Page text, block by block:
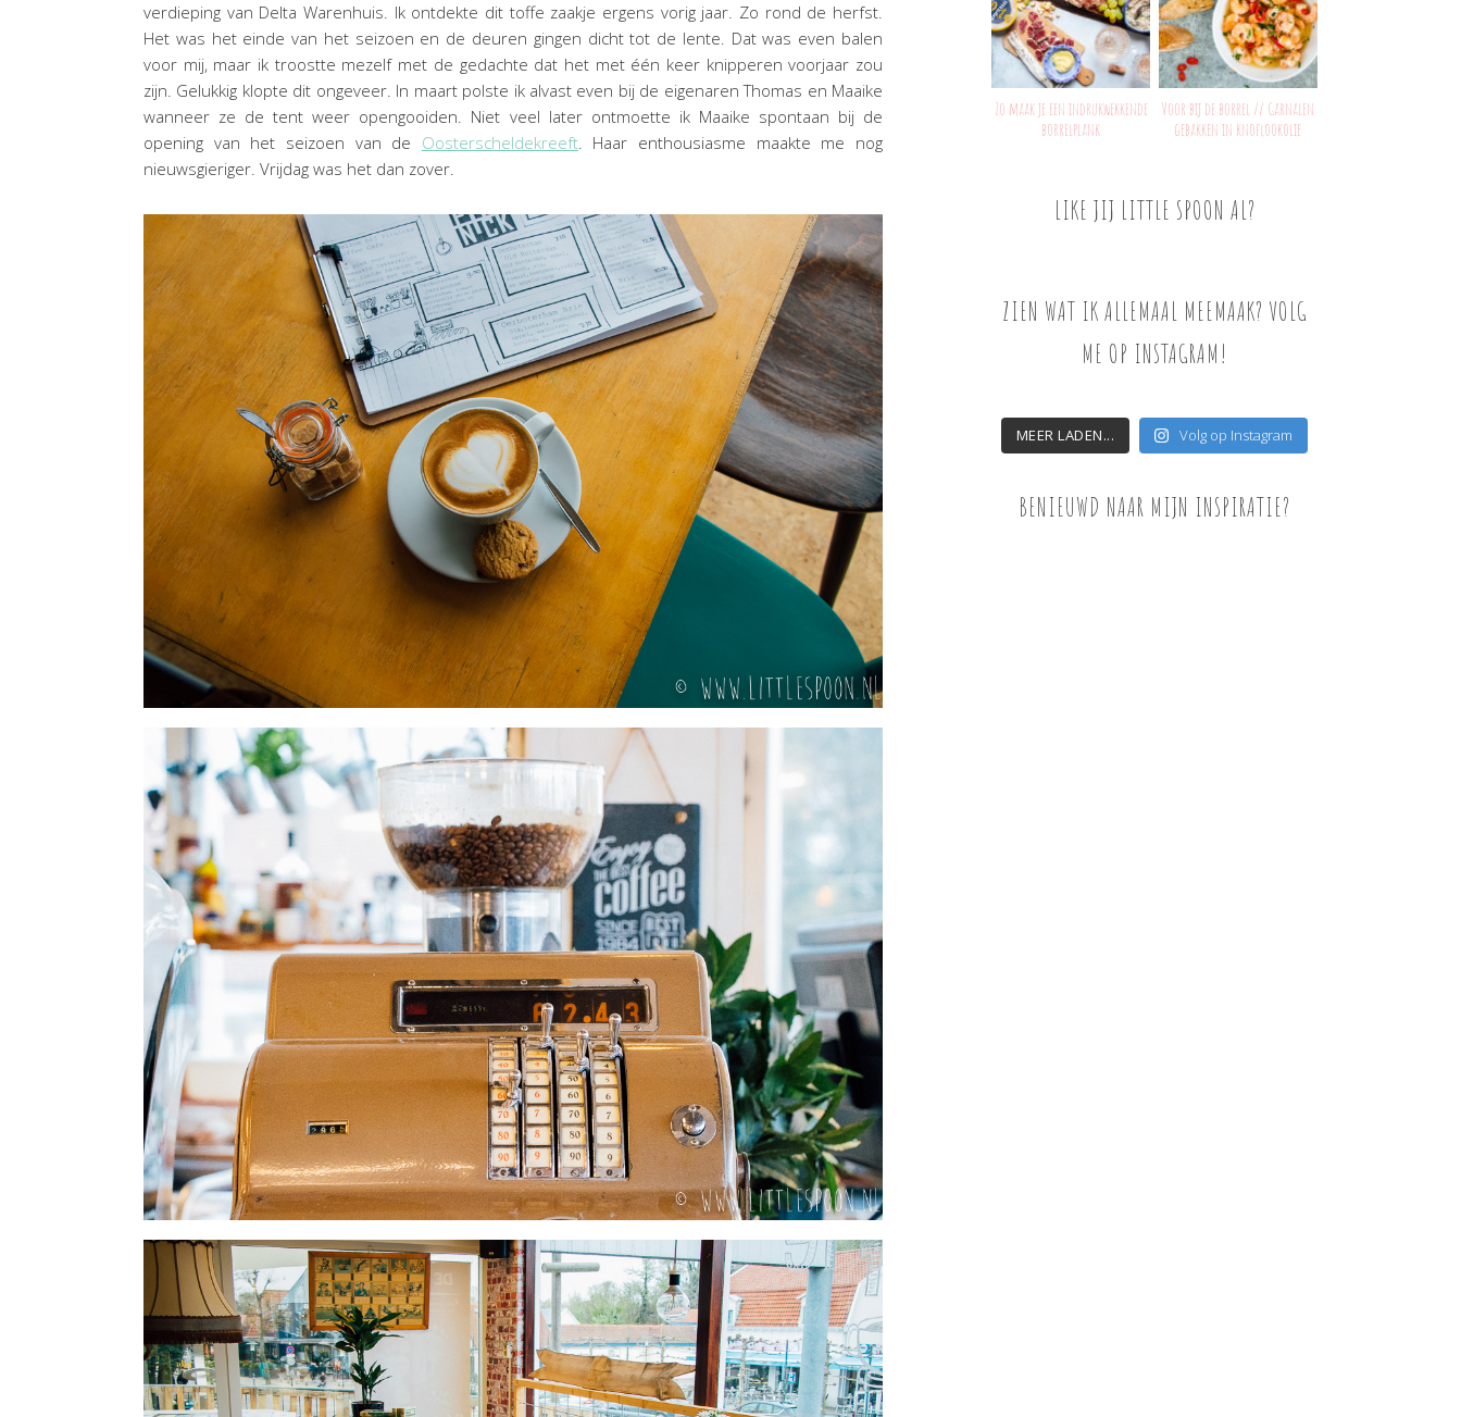
verdieping van Delta Warenhuis. Ik ontdekte dit toffe zaakje ergens vorig jaar. Zo rond de herfst.
Het was het einde van het seizoen en de deuren gingen dicht tot de lente. Dat was even balen
voor mij, maar ik troostte mezelf met de gedachte dat het met één keer knipperen voorjaar zou
zijn. Gelukkig klopte dit ongeveer. In maart polste ik alvast even bij de eigenaren Thomas en Maaike
wanneer ze de tent weer opengooiden. Niet veel later ontmoette ik Maaike spontaan bij de
opening van het seizoen van de Oosterscheldekreeft. Haar enthousiasme maakte me nog
nieuwsgieriger. Vrijdag was het dan zover.
Zo maak je een indrukwekkende
borrelplank
Voor bij de borrel // Garnalen
gebakken in knoflookolie
LIKE JIJ LITTLE SPOON AL?
ZIEN WAT IK ALLEMAAL MEEMAAK? VOLG
ME OP INSTAGRAM!
MEER LADEN... Volg op Instagram
BENIEUWD NAAR MIJN INSPIRATIE?